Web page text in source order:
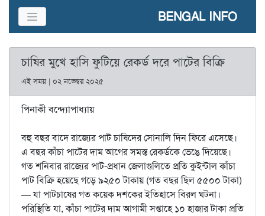
BENGAL INFO
চাষির মুখে হাসি ফুটিয়ে রেকর্ড দরে পাটের বিক্রি
এই সময় | ০২ নভেম্বর ২০২৫
পিনাকী বন্দ্যোপাধ্যায়
বহু বছর বাদে রাজ্যের পাট চাষিদের সোনালি দিন ফিরে এসেছে।
এ বছর কাঁচা পাটের দাম আগের সমস্ত রেকর্ডকে ভেঙে দিয়েছে।
গত শনিবার রাজ্যের পাট-প্রধান জেলাগুলিতে প্রতি কুইন্টাল কাঁচা
পাট বিক্রি হয়েছে গড়ে ৯২৫০ টাকায় (গত বছর ছিল ৫৫০০ টাকা)
— যা পাটচাষের গত কয়েক দশকের ইতিহাসে বিরল ঘটনা।
পরিস্থিতি যা, কাঁচা পাটের দাম আগামী সপ্তাহে ১০ হাজার টাকা প্রতি